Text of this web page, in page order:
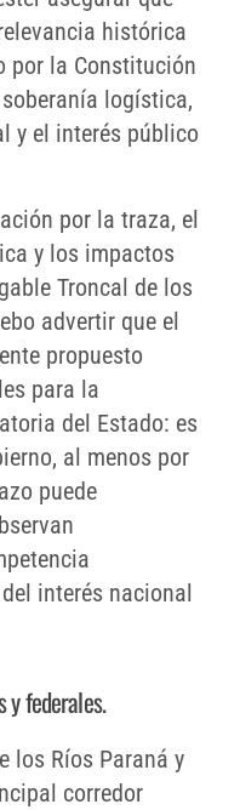
histórica
por la Constitución
logística,
y el interés público
por la traza, el
y los impactos
Troncal de los
advertir que el
propuesto
para la
del Estado: es
al menos por
puede
interés nacional
y federales.
los Ríos Paraná y
corredor